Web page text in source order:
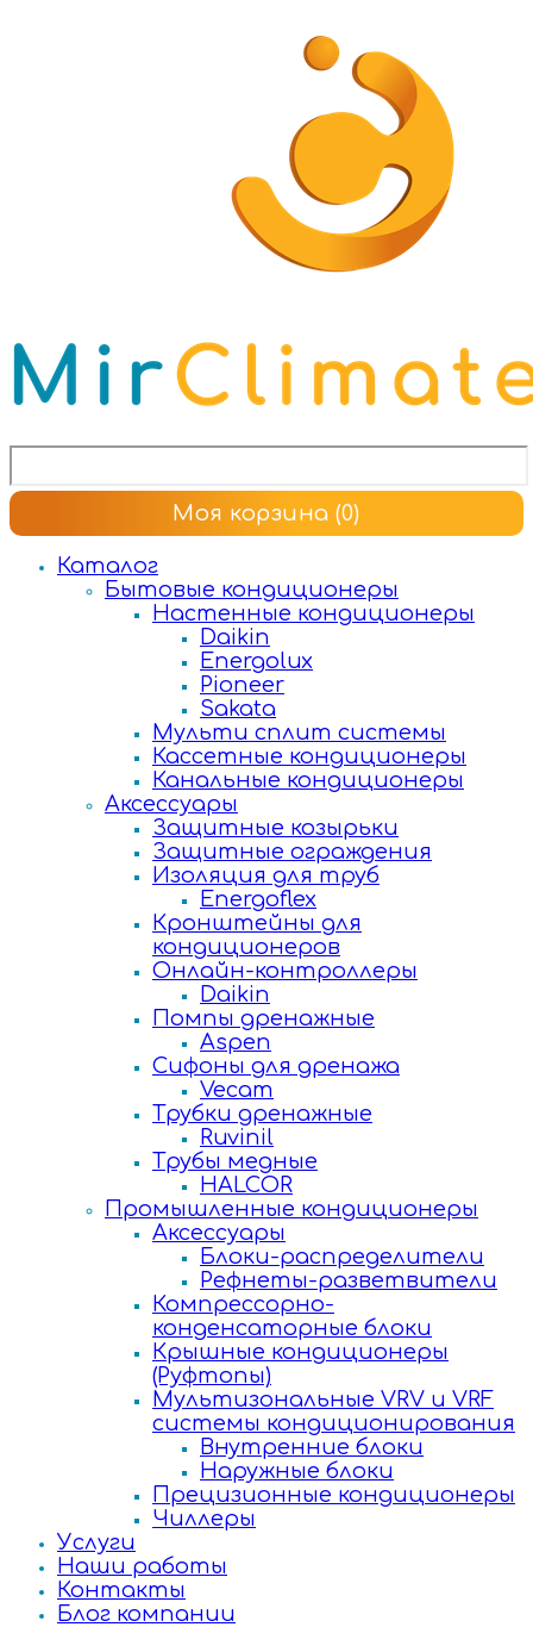
Моя корзина (0)
Каталог
Бытовые кондиционеры
Настенные кондиционеры
Daikin
Energolux
Pioneer
Sakata
Мульти сплит системы
Кассетные кондиционеры
Канальные кондиционеры
Аксессуары
Защитные козырьки
Защитные ограждения
Изоляция для труб
Energoflex
Кронштейны для
кондиционеров
Онлайн-контроллеры
Daikin
Помпы дренажные
Aspen
Сифоны для дренажа
Vecam
Трубки дренажные
Ruvinil
Трубы медные
HALCOR
Промышленные кондиционеры
Аксессуары
Блоки-распределители
Рефнеты-разветвители
Компрессорно-
конденсаторные блоки
Крышные кондиционеры
(Руфтопы)
Мультизональные VRV и VRF
системы кондиционирования
Внутренние блоки
Наружные блоки
Прецизионные кондиционеры
Чиллеры
Услуги
Наши работы
Контакты
Блог компании